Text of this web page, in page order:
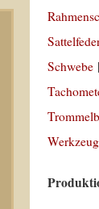
Schwebe
Werkzeug